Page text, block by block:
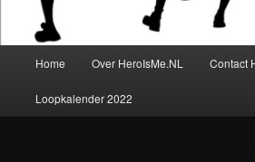
Home Over HeroIsMe.NL Contact
Loopkalender 2022